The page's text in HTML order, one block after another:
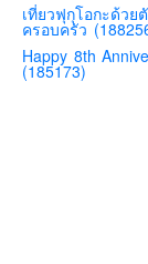
ฮอกไกโด
เอเชีย
เที่ยวฟุกุโอกะด้ว
ครอบครัว
Happy 8th
(185173)